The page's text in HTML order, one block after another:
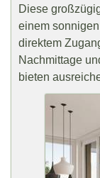
Diese
einem
direktem
Nachmittage
bieten